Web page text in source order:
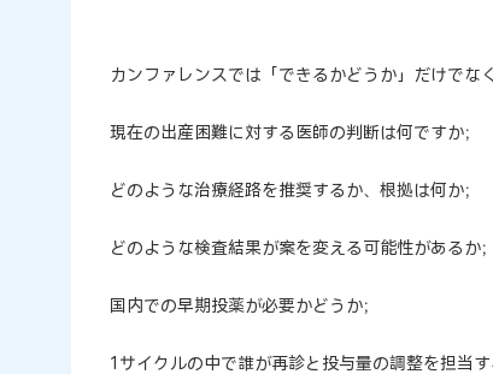
カンファレンスでは「できるかどうか」だけでな
現在の出産困難に対する医師の判断は何ですか；
どのような治療経路を推奨するか、根拠は何か；
どのような検査結果が案を変える可能性があるか；
国内での早期投薬が必要かどうか；
1サイクルの中で誰が再診と投与量の調整を担当す